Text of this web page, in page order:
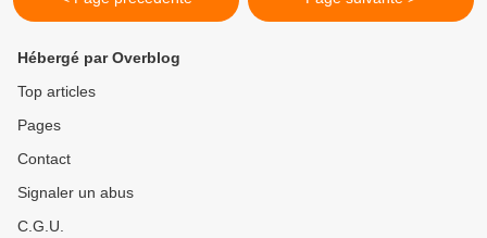
Hébergé par Overblog
Top articles
Pages
Contact
Signaler un abus
C.G.U.